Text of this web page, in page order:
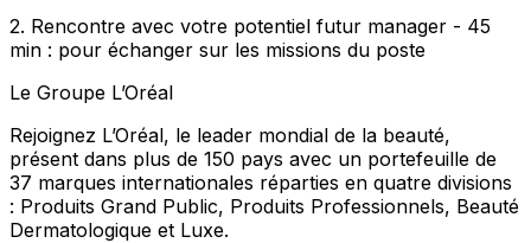
2. Rencontre avec votre potentiel futur manager - 45
min : pour échanger sur les missions du poste
Le Groupe L’Oréal
Rejoignez L’Oréal, le leader mondial de la beauté,
présent dans plus de 150 pays avec un portefeuille de
37 marques internationales réparties en quatre divisions
: Produits Grand Public, Produits Professionnels, Beauté
Dermatologique et Luxe.